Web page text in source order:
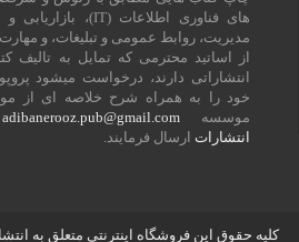
های فناوری اطلاعات (IT)، بازاریابی
مدیریت، روابط عمومی و تبلیغات، و
از اساتید محترمی که تمایل به تالیف
انتشاراتی دارند، درخواست میشود
خود را به همراه شرح خلاصه ای از
موسسه adibanerooz.pub@gmail.com
انتشارات ارسال فرمایند.
کلیه حقوق این فروشگاه اینترنتی متعلق به